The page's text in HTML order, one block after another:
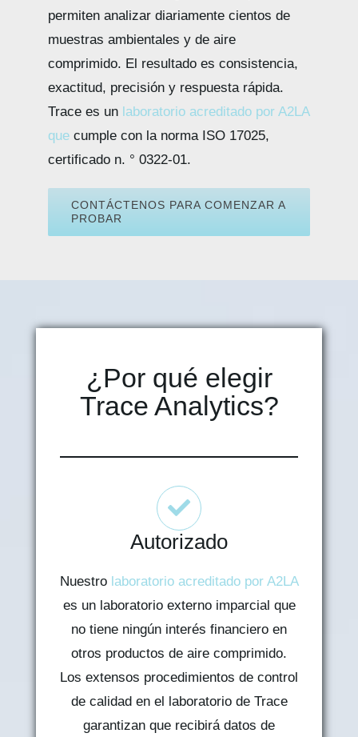
permiten analizar diariamente cientos de
muestras ambientales y de aire
comprimido. El resultado es consistencia,
exactitud, precisión y respuesta rápida.
Trace es un laboratorio acreditado por A2LA
que cumple con la norma ISO 17025,
certificado n. ° 0322-01.
CONTÁCTENOS PARA COMENZAR A
PROBAR
¿Por qué elegir
Trace Analytics?
Autorizado
Nuestro laboratorio acreditado por A2LA
es un laboratorio externo imparcial que
no tiene ningún interés financiero en
otros productos de aire comprimido.
Los extensos procedimientos de control
de calidad en el laboratorio de Trace
garantizan que recibirá datos de